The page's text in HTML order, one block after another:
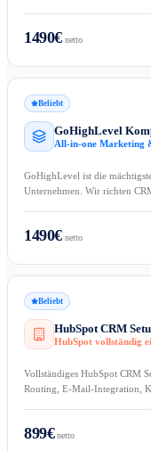
1490€netto
Beliebt
GoHighLevel
All-in-one Marketing
GoHighLevel ist die
Unternehmen. Wir richten
1490€netto
Beliebt
HubSpot CRM
HubSpot vollständig
Vollständiges HubSpot CRM
Routing, E-Mail-Integration,
899€netto